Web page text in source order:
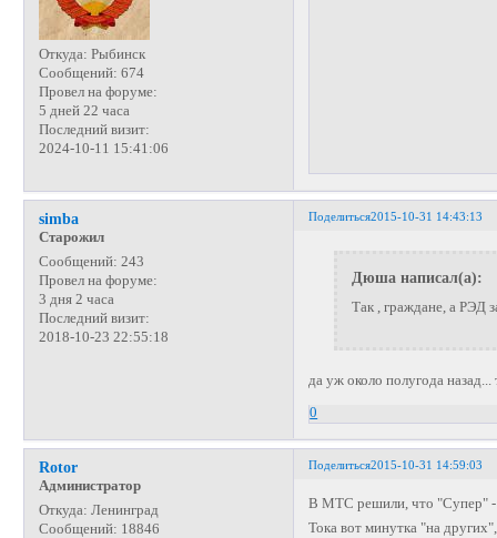
Откуда: Рыбинск
Сообщений: 674
Провел на форуме:
5 дней 22 часа
Последний визит:
2024-10-11 15:41:06
Поделиться2015-10-31 14:43:13
simba
Старожил
Сообщений: 243
Провел на форуме:
3 дня 2 часа
Последний визит:
2018-10-23 22:55:18
Дюша написал(а):
Так , граждане, а РЭД
да уж около полугода
0
Поделиться2015-10-31 14:59:03
Rotor
Администратор
Откуда: Ленинград
Сообщений: 18846
В МТС решили, что "Супер"
Тока вот минутка "на